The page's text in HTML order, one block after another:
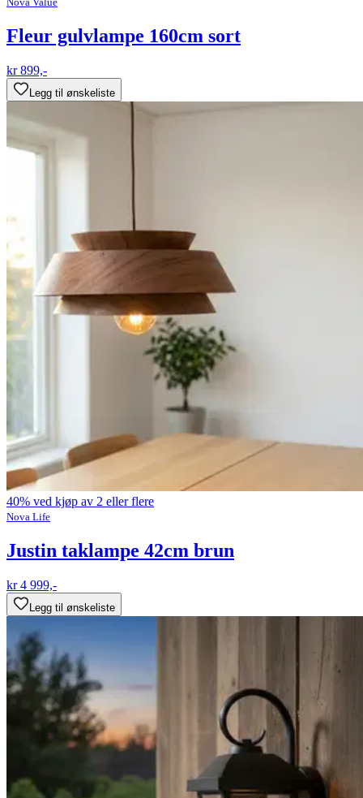
Fleur gulvlampe 160cm sort
kr 899,-
Legg til ønskeliste
40% ved kjøp av 2 eller flere
Nova Life
Justin taklampe 42cm brun
kr 4 999,-
Legg til ønskeliste